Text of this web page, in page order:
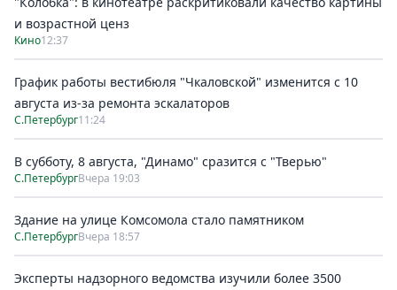
и возрастной ценз
Кино12:37
График работы вестибюля "Чкаловской" изменится с 10
августа из-за ремонта эскалаторов
С.Петербург11:24
В субботу, 8 августа, "Динамо" сразится с "Тверью"
С.ПетербургВчера 19:03
Здание на улице Комсомола стало памятником
С.ПетербургВчера 18:57
Эксперты надзорного ведомства изучили более 3500